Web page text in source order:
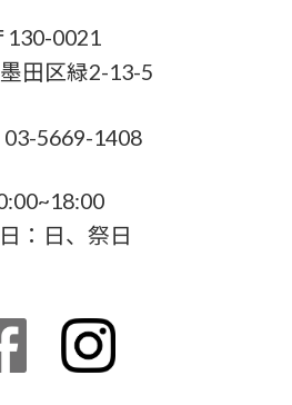
130-0021
田区緑2-13-5
03-5669-1408
：日、祭日